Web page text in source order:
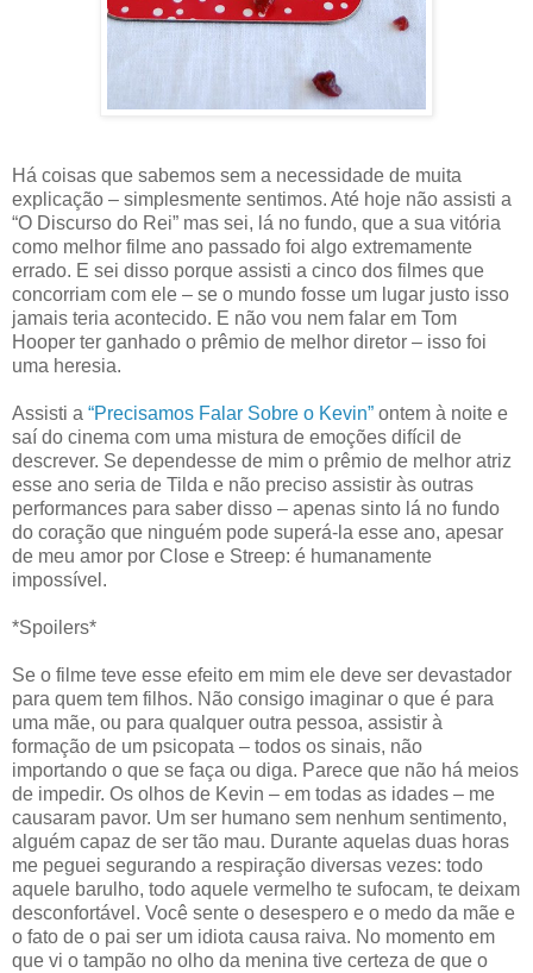
Há coisas que sabemos sem a necessidade de muita
explicação – simplesmente sentimos. Até hoje não assisti a
“O Discurso do Rei” mas sei, lá no fundo, que a sua vitória
como melhor filme ano passado foi algo extremamente
errado. E sei disso porque assisti a cinco dos filmes que
concorriam com ele – se o mundo fosse um lugar justo isso
jamais teria acontecido. E não vou nem falar em Tom
Hooper ter ganhado o prêmio de melhor diretor – isso foi
uma heresia.
Assisti a “Precisamos Falar Sobre o Kevin” ontem à noite e
saí do cinema com uma mistura de emoções difícil de
descrever. Se dependesse de mim o prêmio de melhor atriz
esse ano seria de Tilda e não preciso assistir às outras
performances para saber disso – apenas sinto lá no fundo
do coração que ninguém pode superá-la esse ano, apesar
de meu amor por Close e Streep: é humanamente
impossível.
*Spoilers*
Se o filme teve esse efeito em mim ele deve ser devastador
para quem tem filhos. Não consigo imaginar o que é para
uma mãe, ou para qualquer outra pessoa, assistir à
formação de um psicopata – todos os sinais, não
importando o que se faça ou diga. Parece que não há meios
de impedir. Os olhos de Kevin – em todas as idades – me
causaram pavor. Um ser humano sem nenhum sentimento,
alguém capaz de ser tão mau. Durante aquelas duas horas
me peguei segurando a respiração diversas vezes: todo
aquele barulho, todo aquele vermelho te sufocam, te deixam
desconfortável. Você sente o desespero e o medo da mãe e
o fato de o pai ser um idiota causa raiva. No momento em
que vi o tampão no olho da menina tive certeza de que o